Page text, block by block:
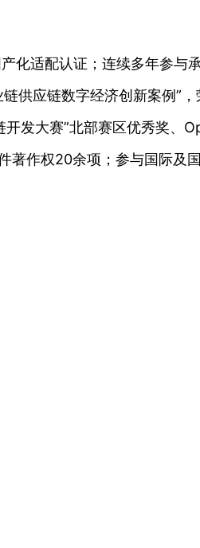
适配认证；连续多年参与
供应链数字经济创新案例”
发大赛”北部赛区优秀奖、
作权20余项；参与国际及